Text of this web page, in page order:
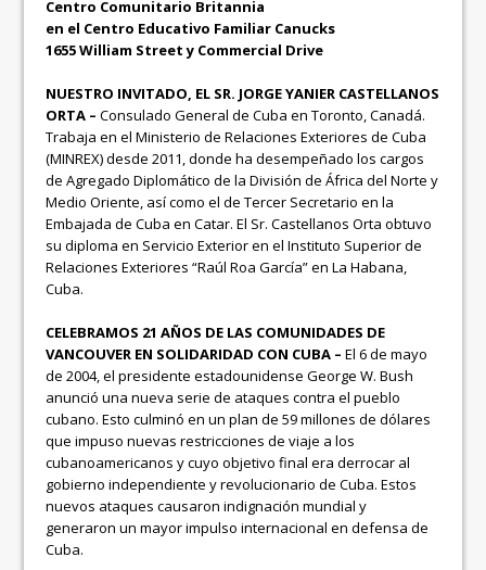
Centro Comunitario Britannia
en el Centro Educativo Familiar Canucks
1655 William Street y Commercial Drive
NUESTRO INVITADO, EL SR. JORGE YANIER CASTELLANOS
ORTA – Consulado General de Cuba en Toronto, Canadá.
Trabaja en el Ministerio de Relaciones Exteriores de Cuba
(MINREX) desde 2011, donde ha desempeñado los cargos
de Agregado Diplomático de la División de África del Norte y
Medio Oriente, así como el de Tercer Secretario en la
Embajada de Cuba en Catar. El Sr. Castellanos Orta obtuvo
su diploma en Servicio Exterior en el Instituto Superior de
Relaciones Exteriores “Raúl Roa García” en La Habana,
Cuba.
CELEBRAMOS 21 AÑOS DE LAS COMUNIDADES DE
VANCOUVER EN SOLIDARIDAD CON CUBA –El 6 de mayo
de 2004, el presidente estadounidense George W. Bush
anunció una nueva serie de ataques contra el pueblo
cubano. Esto culminó en un plan de 59 millones de dólares
que impuso nuevas restricciones de viaje a los
cubanoamericanos y cuyo objetivo final era derrocar al
gobierno independiente y revolucionario de Cuba. Estos
nuevos ataques causaron indignación mundial y
generaron un mayor impulso internacional en defensa de
Cuba.